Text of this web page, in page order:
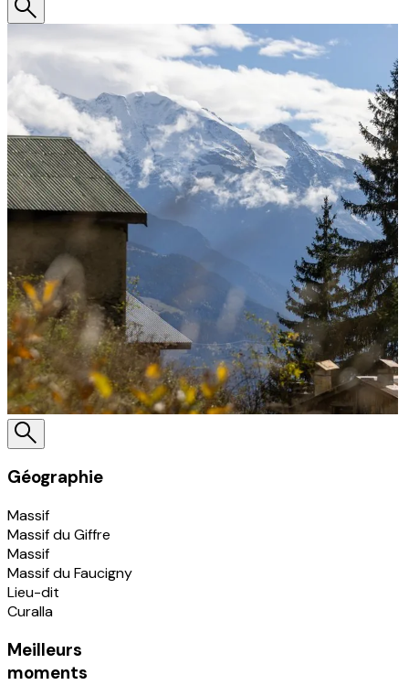
Géographie
Massif
Massif du Giffre
Massif
Massif du Faucigny
Lieu-dit
Curalla
Meilleurs
moments